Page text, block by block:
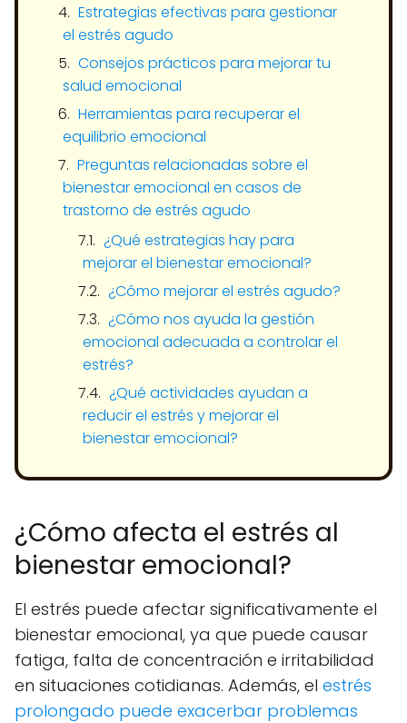
Estrategias efectivas para gestionar
el estrés agudo
Consejos prácticos para mejorar tu
salud emocional
Herramientas para recuperar el
equilibrio emocional
Preguntas relacionadas sobre el
bienestar emocional en casos de
trastorno de estrés agudo
¿Qué estrategias hay para
mejorar el bienestar emocional?
¿Cómo mejorar el estrés agudo?
¿Cómo nos ayuda la gestión
emocional adecuada a controlar el
estrés?
¿Qué actividades ayudan a
reducir el estrés y mejorar el
bienestar emocional?
¿Cómo afecta el estrés al
bienestar emocional?
El estrés puede afectar significativamente el
bienestar emocional, ya que puede causar
fatiga, falta de concentración e irritabilidad
en situaciones cotidianas. Además, el estrés
prolongado puede exacerbar problemas